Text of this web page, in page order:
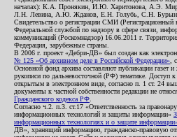
началах): К.А. Пронякин, И.Ю. Харитонова, А.Э.
Л.Н. Левина, А.Ю. Жданов, Е.Н. Голубь, С.Н.
Свидетельство о регистрации СМИ (Регистрационный
Федеральной службой по надзору в сфере связи,
коммуникаций (Роскомнадзор) 16.06.2011 г.
Федерация, зарубежные страны.
В 2006 г. проект «Дебри-ДВ» был создан как
№ 125 «Об архивном деле в Российской Федерации» ,
Основной фонд архива составляют публикации газет
рукописи по дальневосточной (РФ) тематике. Доступ
открытым в электронном виде, согласно п. 1 ст. 24
документы к частной собственности редакции не
Гражданского кодекса РФ
Согласно ч.2. п.3. ст.17 «Ответственность за
информационных технологий и защиты информации»
информационных технологиях и о защите
ДВ», хранящий информацию, гражданско-правовую